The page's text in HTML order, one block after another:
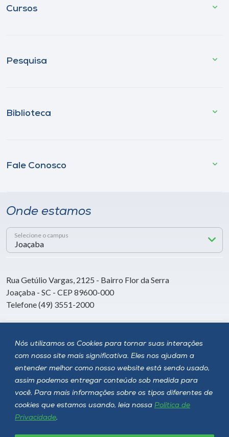
Nós utilizamos os Cookies para tornar suas interações
com nosso site mais significativa. Eles nos ajudam a
entender melhor como nosso website está sendo usado,
assim podemos entregar conteúdo sob medida para
você. Para mais informações sobre os tipos diferentes de
cookies que estamos usando, leia nossa Política de
Privacidade.
Cursos
Pesquisa
Biblioteca
Fale Conosco
Onde estamos
Selecione o campus
Rua Getúlio Vargas, 2125 - Bairro Flor da Serra
Joaçaba - SC - CEP 89600-000
Telefone (49) 3551-2000
Siga a Unoesc